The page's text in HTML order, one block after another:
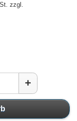
zzgl.
+